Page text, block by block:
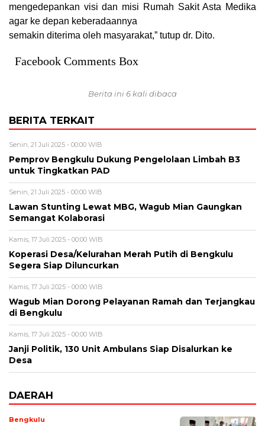
mengedepankan visi dan misi Rumah Sakit Asta Medika
agar ke depan keberadaannya
semakin diterima oleh masyarakat,” tutup dr. Dito.
Facebook Comments Box
Berita ini 6 kali dibaca
BERITA TERKAIT
Senin, 21 Juli 2025 - 00:00 WIB
Pemprov Bengkulu Dukung Pengelolaan Limbah B3
untuk Tingkatkan PAD
Senin, 21 Juli 2025 - 00:00 WIB
Lawan Stunting Lewat MBG, Wagub Mian Gaungkan
Semangat Kolaborasi
Kamis, 17 Juli 2025 - 00:00 WIB
Koperasi Desa/Kelurahan Merah Putih di Bengkulu
Segera Siap Diluncurkan
Kamis, 17 Juli 2025 - 00:00 WIB
Wagub Mian Dorong Pelayanan Ramah dan Terjangkau
di Bengkulu
Kamis, 17 Juli 2025 - 00:00 WIB
Janji Politik, 130 Unit Ambulans Siap Disalurkan ke
Desa
DAERAH
Bengkulu